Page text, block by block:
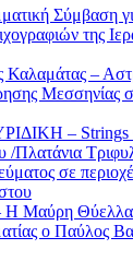
Σύμβαση
της
Καλαμάτας –
Μεσσηνίας
– Strings
Πλατάνια
σε
Θύελλα
ο Παύλος